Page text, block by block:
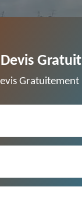
Gratuit
Gratuitement